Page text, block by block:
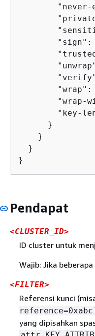
"never-
"sign":
"wrap":
"wrap-
"key-
      }
    }
  }
}
Pendapat
<CLUSTER_ID>
ID cluster untuk
Wajib: Jika
<FILTER>
Referensi kunci
reference=0xabc
yang dipisahkan